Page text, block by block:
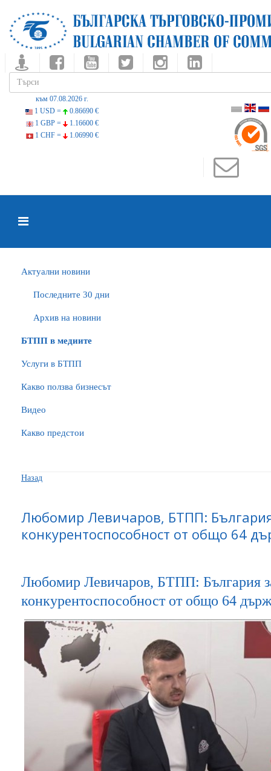
към 07.08.2026 г.
1 USD =
0.86690 €
1 GBP =
1.16600 €
1 CHF =
1.06990 €
Актуални новини
Последните 30 дни
Архив на новини
БTПП в медиите
Услуги в БТПП
Какво ползва бизнесът
Видео
Какво предстои
Назад
Любомир Левичаров, БТПП:
конкурентоспособност от общо 64
Любомир Левичаров, БТПП: България
конкурентоспособност от общо 64